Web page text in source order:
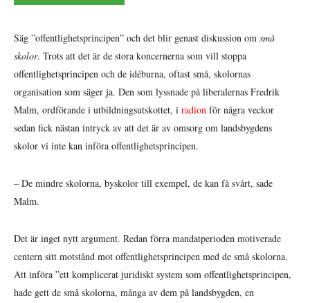
Säg ”offentlighetsprincipen” och det blir genast diskussion om små
skolor. Trots att det är de stora koncernerna som vill stoppa
offentlighetsprincipen och de idéburna, oftast små, skolornas
organisation som säger ja. Den som lyssnade på liberalernas Fredrik
Malm, ordförande i utbildningsutskottet, i radion för några veckor
sedan fick nästan intryck av att det är av omsorg om landsbygdens
skolor vi inte kan införa offentlighetsprincipen.
– De mindre skolorna, byskolor till exempel, de kan få svårt, sade
Malm.
Det är inget nytt argument. Redan förra mandatperioden motiverade
centern sitt motstånd mot offentlighetsprincipen med de små skolorna.
Att införa ”ett komplicerat juridiskt system som offentlighetsprincipen,
hade gett de små skolorna, många av dem på landsbygden, en